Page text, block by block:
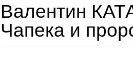
Валентин
Чапека и